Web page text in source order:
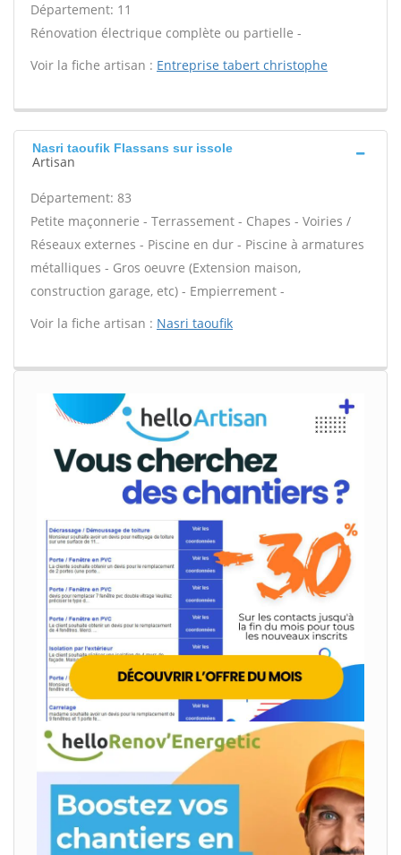
Département: 11
Rénovation électrique complète ou partielle -
Voir la fiche artisan : Entreprise tabert christophe
Nasri taoufik Flassans sur issole
Artisan
Département: 83
Petite maçonnerie - Terrassement - Chapes - Voiries /
Réseaux externes - Piscine en dur - Piscine à armatures
métalliques - Gros oeuvre (Extension maison,
construction garage, etc) - Empierrement -
Voir la fiche artisan : Nasri taoufik